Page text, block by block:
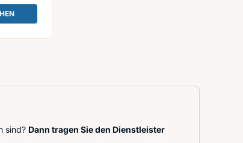
FACHBETRIEB ABDICHTUNGSTECHNIK KLEIN GMBH -
sind? Dann tragen Sie den Dienstleister